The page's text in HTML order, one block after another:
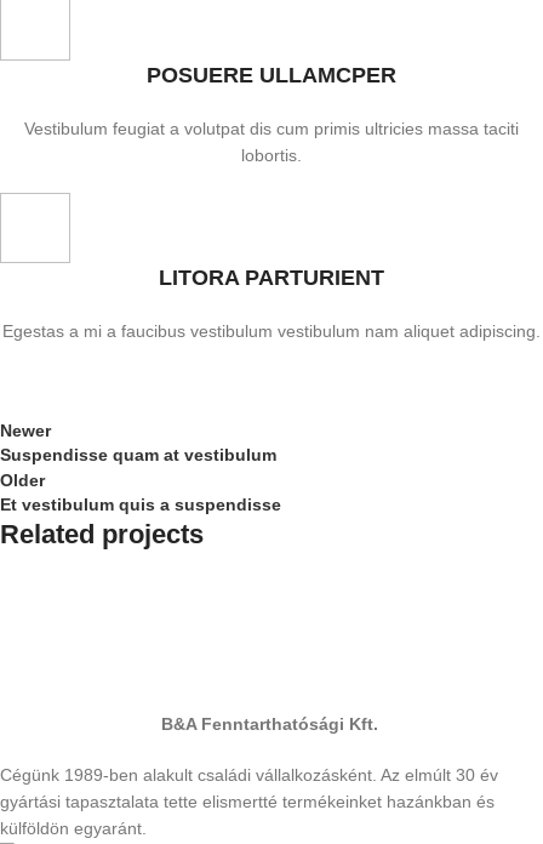
POSUERE ULLAMCPER
Vestibulum feugiat a volutpat dis cum primis ultricies massa taciti
lobortis.
LITORA PARTURIENT
Egestas a mi a faucibus vestibulum vestibulum nam aliquet adipiscing.
Newer
Suspendisse quam at vestibulum
Older
Et vestibulum quis a suspendisse
Related projects
B&A Fenntarthatósági Kft.
Cégünk 1989-ben alakult családi vállalkozásként. Az elmúlt 30 év
gyártási tapasztalata tette elismertté termékeinket hazánkban és
külföldön egyaránt.